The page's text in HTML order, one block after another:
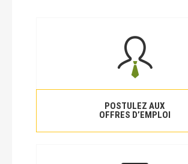
POSTULEZ AUX
OFFRES D’EMPLOI